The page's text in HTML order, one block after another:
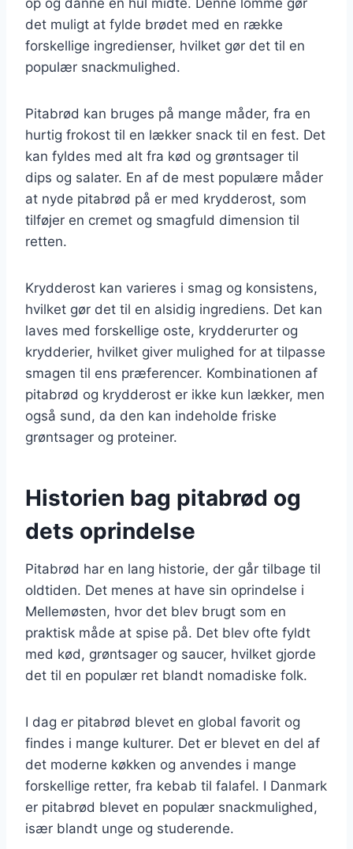
det muligt at fylde brødet med en række
forskellige ingredienser, hvilket gør det til en
populær snackmulighed.
Pitabrød kan bruges på mange måder, fra en
hurtig frokost til en lækker snack til en fest. Det
kan fyldes med alt fra kød og grøntsager til
dips og salater. En af de mest populære måder
at nyde pitabrød på er med krydderost, som
tilføjer en cremet og smagfuld dimension til
retten.
Krydderost kan varieres i smag og konsistens,
hvilket gør det til en alsidig ingrediens. Det kan
laves med forskellige oste, krydderurter og
krydderier, hvilket giver mulighed for at tilpasse
smagen til ens præferencer. Kombinationen af
pitabrød og krydderost er ikke kun lækker, men
også sund, da den kan indeholde friske
grøntsager og proteiner.
Historien bag pitabrød og
dets oprindelse
Pitabrød har en lang historie, der går tilbage til
oldtiden. Det menes at have sin oprindelse i
Mellemøsten, hvor det blev brugt som en
praktisk måde at spise på. Det blev ofte fyldt
med kød, grøntsager og saucer, hvilket gjorde
det til en populær ret blandt nomadiske folk.
I dag er pitabrød blevet en global favorit og
findes i mange kulturer. Det er blevet en del af
det moderne køkken og anvendes i mange
forskellige retter, fra kebab til falafel. I Danmark
er pitabrød blevet en populær snackmulighed,
især blandt unge og studerende.